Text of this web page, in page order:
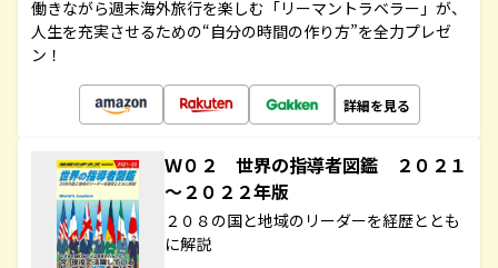
働きながら週末海外旅行を楽しむ「リーマントラベラー」が、
人生を充実させるための“自分の時間の作り方”を全力プレゼ
ン！
詳細を見る
Ｗ０２ 世界の指導者図鑑 ２０２１
～２０２２年版
２０８の国と地域のリーダーを経歴ととも
に解説